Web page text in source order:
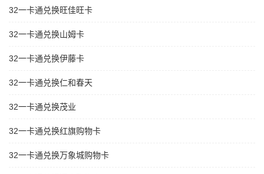
32一卡通兑换旺佳旺卡
32一卡通兑换山姆卡
32一卡通兑换伊藤卡
32一卡通兑换仁和春天
32一卡通兑换茂业
32一卡通兑换红旗购物卡
32一卡通兑换万象城购物卡